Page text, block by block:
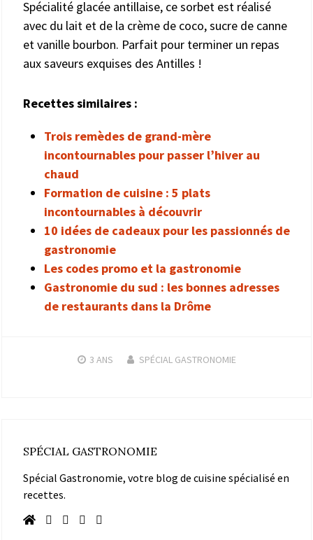
Spécialité glacée antillaise, ce sorbet est réalisé
avec du lait et de la crème de coco, sucre de canne
et vanille bourbon. Parfait pour terminer un repas
aux saveurs exquises des Antilles !
Recettes similaires :
Trois remèdes de grand-mère
incontournables pour passer l’hiver au
chaud
Formation de cuisine : 5 plats
incontournables à découvrir
10 idées de cadeaux pour les passionnés de
gastronomie
Les codes promo et la gastronomie
Gastronomie du sud : les bonnes adresses
de restaurants dans la Drôme
3 ANS SPÉCIAL GASTRONOMIE
SPÉCIAL GASTRONOMIE
Spécial Gastronomie, votre blog de cuisine spécialisé en
recettes.